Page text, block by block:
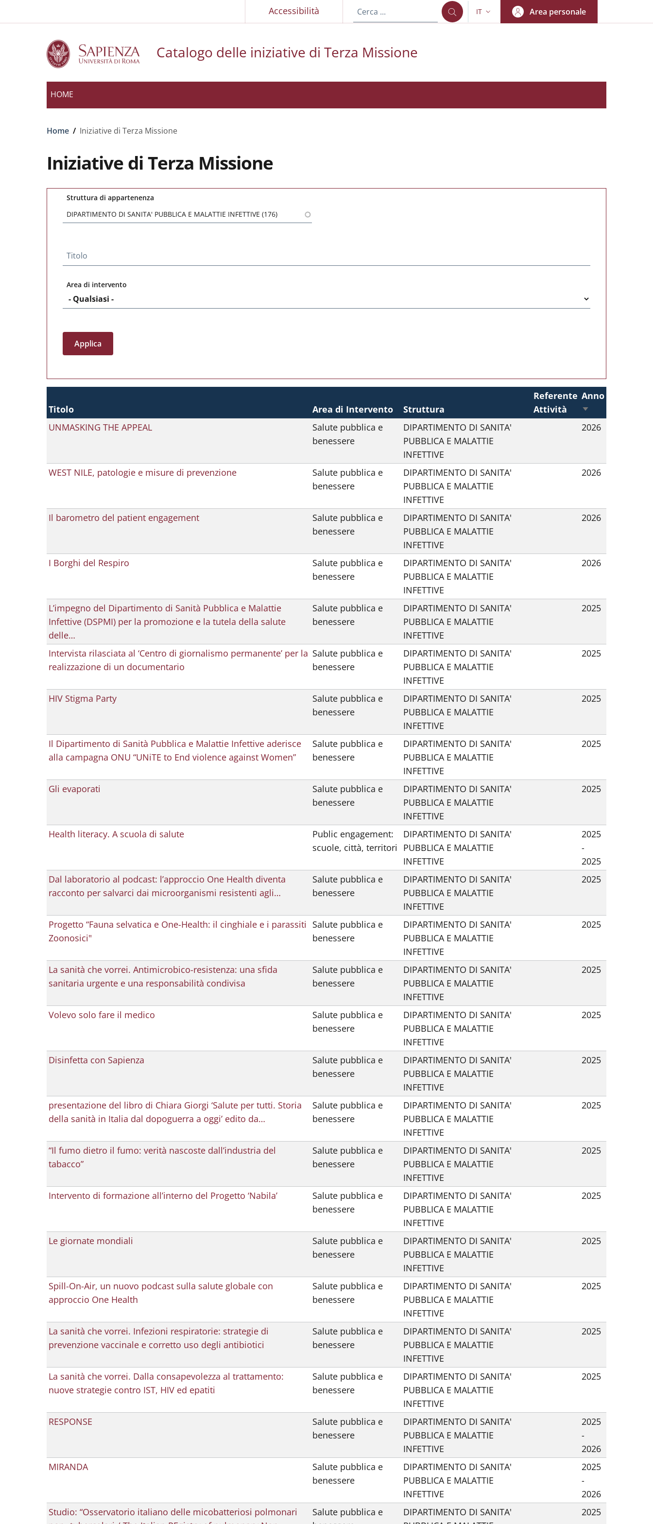
Accessibilità SELETTORE LINGUA: CURRENT LANGUAGE
IT Area personale
Catalogo delle iniziative di Terza Missione
HOME
Briciole di pane
Home / Iniziative di Terza Missione
Iniziative di Terza Missione
Struttura di appartenenza
Titolo
Area di intervento
Titolo Area di Intervento Struttura
Referente
Attività
Anno
Ordina in modo
UNMASKING THE APPEAL
Salute pubblica e
benessere
DIPARTIMENTO DI SANITA'
PUBBLICA E MALATTIE
INFETTIVE
2026
WEST NILE, patologie e misure di prevenzione
Salute pubblica e
benessere
DIPARTIMENTO DI SANITA'
PUBBLICA E MALATTIE
INFETTIVE
2026
Il barometro del patient engagement
Salute pubblica e
benessere
DIPARTIMENTO DI SANITA'
PUBBLICA E MALATTIE
INFETTIVE
2026
I Borghi del Respiro
Salute pubblica e
benessere
DIPARTIMENTO DI SANITA'
PUBBLICA E MALATTIE
INFETTIVE
2026
L’impegno del Dipartimento di Sanità Pubblica e Malattie
Infettive (DSPMI) per la promozione e la tutela della salute
delle…
Salute pubblica e
benessere
DIPARTIMENTO DI SANITA'
PUBBLICA E MALATTIE
INFETTIVE
2025
Intervista rilasciata al ‘Centro di giornalismo permanente’ per la
realizzazione di un documentario
Salute pubblica e
benessere
DIPARTIMENTO DI SANITA'
PUBBLICA E MALATTIE
INFETTIVE
2025
HIV Stigma Party
Salute pubblica e
benessere
DIPARTIMENTO DI SANITA'
PUBBLICA E MALATTIE
INFETTIVE
2025
Il Dipartimento di Sanità Pubblica e Malattie Infettive aderisce
alla campagna ONU “UNiTE to End violence against Women”
Salute pubblica e
benessere
DIPARTIMENTO DI SANITA'
PUBBLICA E MALATTIE
INFETTIVE
2025
Gli evaporati
Salute pubblica e
benessere
DIPARTIMENTO DI SANITA'
PUBBLICA E MALATTIE
INFETTIVE
2025
Health literacy. A scuola di salute
Public engagement:
scuole, città, territori
DIPARTIMENTO DI SANITA'
PUBBLICA E MALATTIE
INFETTIVE
2025
-
2025
Dal laboratorio al podcast: l’approccio One Health diventa
racconto per salvarci dai microorganismi resistenti agli…
Salute pubblica e
benessere
DIPARTIMENTO DI SANITA'
PUBBLICA E MALATTIE
INFETTIVE
2025
Progetto “Fauna selvatica e One-Health: il cinghiale e i parassiti
Zoonosici"
Salute pubblica e
benessere
DIPARTIMENTO DI SANITA'
PUBBLICA E MALATTIE
INFETTIVE
2025
La sanità che vorrei. Antimicrobico-resistenza: una sfida
sanitaria urgente e una responsabilità condivisa
Salute pubblica e
benessere
DIPARTIMENTO DI SANITA'
PUBBLICA E MALATTIE
INFETTIVE
2025
Volevo solo fare il medico
Salute pubblica e
benessere
DIPARTIMENTO DI SANITA'
PUBBLICA E MALATTIE
INFETTIVE
2025
Disinfetta con Sapienza
Salute pubblica e
benessere
DIPARTIMENTO DI SANITA'
PUBBLICA E MALATTIE
INFETTIVE
2025
presentazione del libro di Chiara Giorgi ‘Salute per tutti. Storia
della sanità in Italia dal dopoguerra a oggi’ edito da…
Salute pubblica e
benessere
DIPARTIMENTO DI SANITA'
PUBBLICA E MALATTIE
INFETTIVE
2025
“Il fumo dietro il fumo: verità nascoste dall’industria del
tabacco”
Salute pubblica e
benessere
DIPARTIMENTO DI SANITA'
PUBBLICA E MALATTIE
INFETTIVE
2025
Intervento di formazione all’interno del Progetto ‘Nabila’
Salute pubblica e
benessere
DIPARTIMENTO DI SANITA'
PUBBLICA E MALATTIE
INFETTIVE
2025
Le giornate mondiali
Salute pubblica e
benessere
DIPARTIMENTO DI SANITA'
PUBBLICA E MALATTIE
INFETTIVE
2025
Spill-On-Air, un nuovo podcast sulla salute globale con
approccio One Health
Salute pubblica e
benessere
DIPARTIMENTO DI SANITA'
PUBBLICA E MALATTIE
INFETTIVE
2025
La sanità che vorrei. Infezioni respiratorie: strategie di
prevenzione vaccinale e corretto uso degli antibiotici
Salute pubblica e
benessere
DIPARTIMENTO DI SANITA'
PUBBLICA E MALATTIE
INFETTIVE
2025
La sanità che vorrei. Dalla consapevolezza al trattamento:
nuove strategie contro IST, HIV ed epatiti
Salute pubblica e
benessere
DIPARTIMENTO DI SANITA'
PUBBLICA E MALATTIE
INFETTIVE
2025
RESPONSE
Salute pubblica e
benessere
DIPARTIMENTO DI SANITA'
PUBBLICA E MALATTIE
INFETTIVE
2025
-
2026
MIRANDA
Salute pubblica e
benessere
DIPARTIMENTO DI SANITA'
PUBBLICA E MALATTIE
INFETTIVE
2025
-
2026
Studio: “Osservatorio italiano delle micobatteriosi polmonari
Salute pubblica e
DIPARTIMENTO DI SANITA'
2025